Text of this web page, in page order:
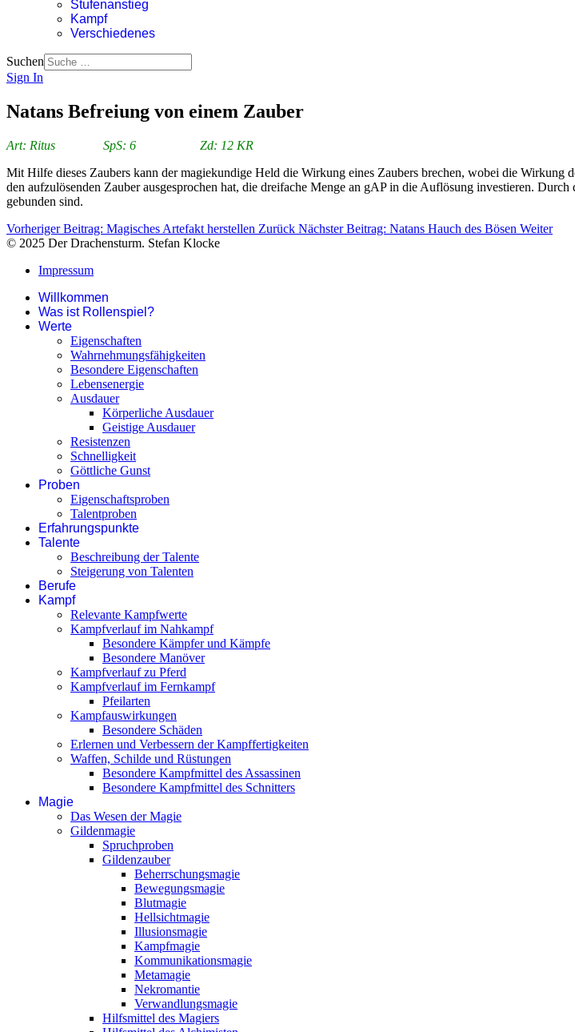
Stufenanstieg
Kampf
Verschiedenes
Suchen
Sign In
Natans Befreiung von einem Zauber
Art: Ritus SpS: 6 Zd: 12 KR
Mit Hilfe dieses Zaubers kann der magiekundige Held die Wirkung eines Zaubers brechen, wobei die Wirkung
den aufzulösenden Zauber ausgesprochen hat, die dreifache Menge an gAP in die Auflösung investieren.
gebunden sind.
Vorheriger Beitrag: Magisches Artefakt herstellen Zurück Nächster Beitrag: Natans Hauch des Bösen Weiter
© 2025 Der Drachensturm. Stefan Klocke
Impressum
Willkommen
Was ist Rollenspiel?
Werte
Eigenschaften
Wahrnehmungsfähigkeiten
Besondere Eigenschaften
Lebensenergie
Ausdauer
Körperliche Ausdauer
Geistige Ausdauer
Resistenzen
Schnelligkeit
Göttliche Gunst
Proben
Eigenschaftsproben
Talentproben
Erfahrungspunkte
Talente
Beschreibung der Talente
Steigerung von Talenten
Berufe
Kampf
Relevante Kampfwerte
Kampfverlauf im Nahkampf
Besondere Kämpfer und Kämpfe
Besondere Manöver
Kampfverlauf zu Pferd
Kampfverlauf im Fernkampf
Pfeilarten
Kampfauswirkungen
Besondere Schäden
Erlernen und Verbessern der Kampffertigkeiten
Waffen, Schilde und Rüstungen
Besondere Kampfmittel des Assassinen
Besondere Kampfmittel des Schnitters
Magie
Das Wesen der Magie
Gildenmagie
Spruchproben
Gildenzauber
Beherrschungsmagie
Bewegungsmagie
Blutmagie
Hellsichtmagie
Illusionsmagie
Kampfmagie
Kommunikationsmagie
Metamagie
Nekromantie
Verwandlungsmagie
Hilfsmittel des Magiers